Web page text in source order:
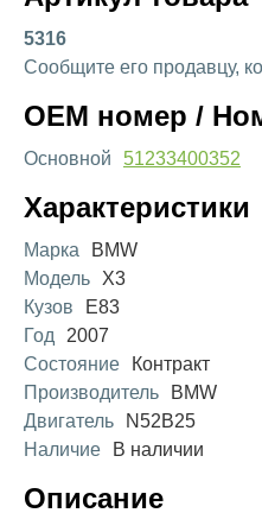
5316
Сообщите его продавцу,
OEM номер /
Основной 51233400352
Характеристики
Марка
BMW
Модель
X3
Кузов
E83
Год
2007
Состояние
Контракт
Производитель
BMW
Двигатель
N52B25
Наличие
В наличии
Описание